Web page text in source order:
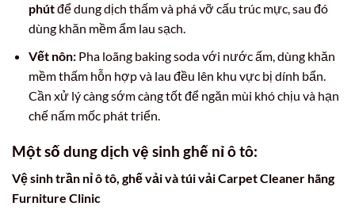
phútđể dung dịch thấm và phá vỡ cấu trúc mực, sau đó
dùng khăn mềm ẩm lau sạch.
Vết nôn:Pha loãng baking soda với nước ấm, dùng khăn
mềm thấm hỗn hợp và lau đều lên khu vực bị dính bẩn.
Cần xử lý càng sớm càng tốt để ngăn mùi khó chịu và hạn
chế nấm mốc phát triển.
Một số dung dịch vệ sinh ghế nỉ ô tô:
Vệ sinh trần nỉ ô tô, ghế vải và túi vải Carpet Cleaner hãng
Furniture Clinic